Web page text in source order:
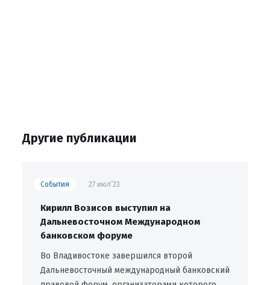
Другие публикации
События 27 июл’23
Кирилл Возисов выступил на
Дальневосточном Международном
банковском форуме
Во Владивостоке завершился второй
Дальневосточный международный банковский